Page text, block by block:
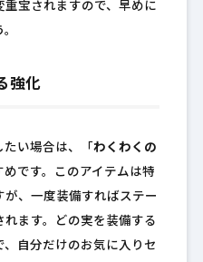
宝されますので、早めに
強化
い場合は、「 わくわくの
です。このアイテムは特
、一度装備すればステー
ます。どの実を装備する
自分だけのお気に入りセ